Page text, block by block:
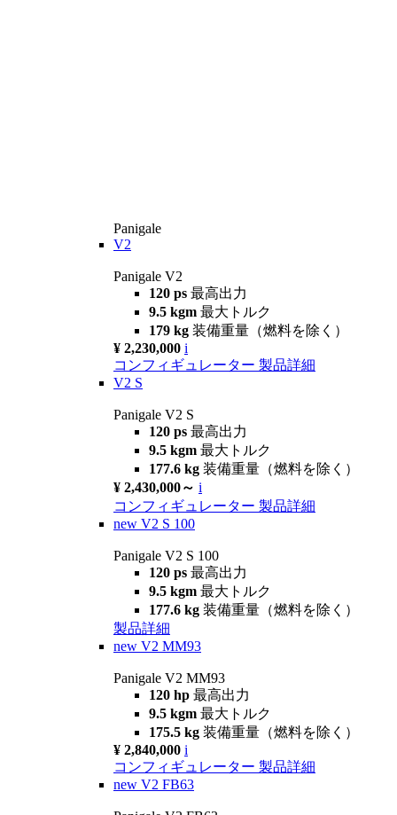
Panigale
V2
Panigale V2
120 ps 最高出力
9.5 kgm 最大トルク
179 kg 装備重量（燃料を除く）
¥ 2,230,000 i
コンフィギュレーター 製品詳細
V2 S
Panigale V2 S
120 ps 最高出力
9.5 kgm 最大トルク
177.6 kg 装備重量（燃料を除く）
¥ 2,430,000～ i
コンフィギュレーター 製品詳細
new V2 S 100
Panigale V2 S 100
120 ps 最高出力
9.5 kgm 最大トルク
177.6 kg 装備重量（燃料を除く）
製品詳細
new V2 MM93
Panigale V2 MM93
120 hp 最高出力
9.5 kgm 最大トルク
175.5 kg 装備重量（燃料を除く）
¥ 2,840,000 i
コンフィギュレーター 製品詳細
new V2 FB63